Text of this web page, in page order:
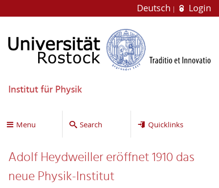
Deutsch Login
Institut für Physik
Menu Search Quicklinks
Adolf Heydweiller eröffnet 1910 das
neue Physik-Institut